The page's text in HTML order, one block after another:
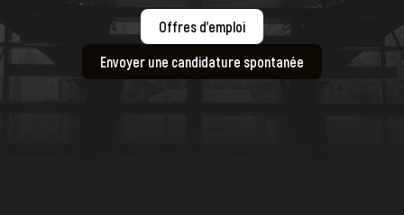
Offres d'emploi
Envoyer une candidature spontanée